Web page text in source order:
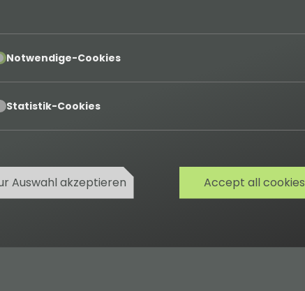
Notwendige-Cookies
Statistik-Cookies
Auswahl akzeptieren Accept all cookies